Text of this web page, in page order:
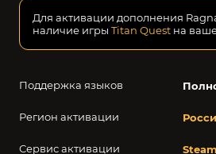
Поддержка языков
Регион активации
Сервис активации Steam
Для активации дополнения
наличие игры Titan Quest на